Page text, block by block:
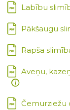
Lejupielādēt:
Labību
Lejupielādēt:
Pākšaugu
Lejupielādēt:
Rapša
Lejupielādēt:
Aveņu,
Lejupielādēt:
Čemurziežu